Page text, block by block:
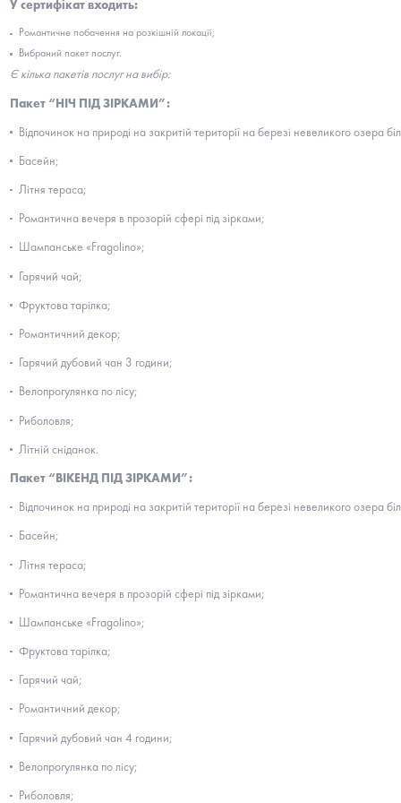
У сертифікат входить:
Романтичне побачення на розкішній локації;
Вибраний пакет послуг.
Є кілька пакетів послуг на вибір:
Пакет “НІЧ ПІД ЗІРКАМИ”:
Відпочинок на природі на закритій території на березі невеликого озера
Басейн;
Літня тераса;
Романтична вечеря в прозорій сфері під зірками;
Шампанське «Fragolino»;
Гарячий чай;
Фруктова тарілка;
Романтичний декор;
Гарячий дубовий чан 3 години;
Велопрогулянка по лісу;
Риболовля;
Літній сніданок.
Пакет “ВІКЕНД ПІД ЗІРКАМИ”:
Відпочинок на природі на закритій території на березі невеликого озера
Басейн;
Літня тераса;
Романтична вечеря в прозорій сфері під зірками;
Шампанське «Fragolino»;
Фруктова тарілка;
Гарячий чай;
Романтичний декор;
Гарячий дубовий чан 4 години;
Велопрогулянка по лісу;
Риболовля;